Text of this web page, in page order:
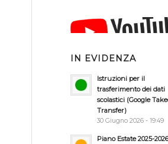
IN EVIDENZA
Istruzioni per il
trasferimento dei dati
scolastici (Google
Transfer)
30 Giugno 2026 - 19:49
Piano Estate 2025-